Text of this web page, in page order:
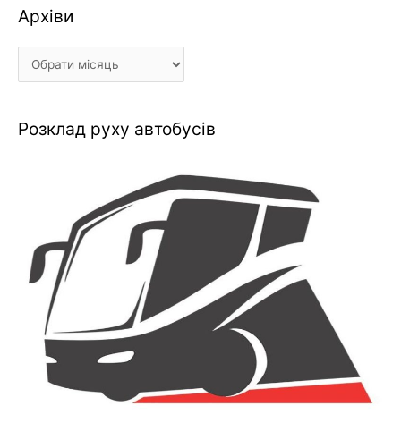
Архіви
Архіви
Розклад руху автобусів